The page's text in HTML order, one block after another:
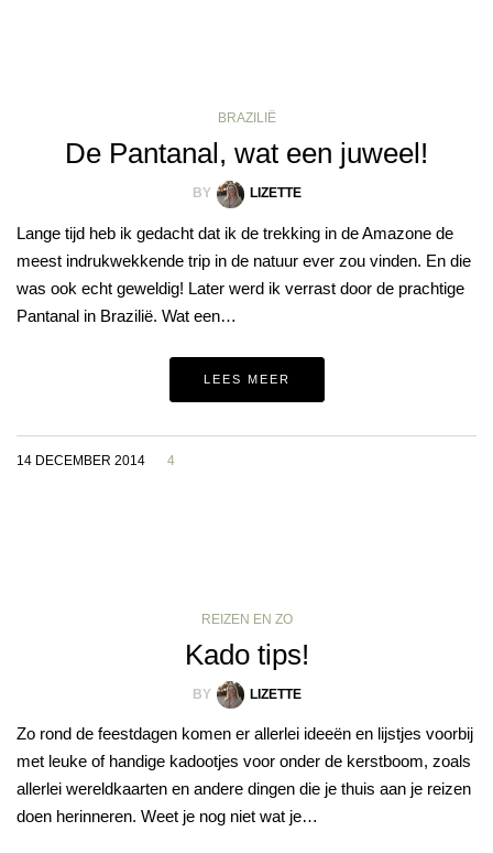
BRAZILIË
De Pantanal, wat een juweel!
BY LIZETTE
Lange tijd heb ik gedacht dat ik de trekking in de Amazone de
meest indrukwekkende trip in de natuur ever zou vinden. En die
was ook echt geweldig! Later werd ik verrast door de prachtige
Pantanal in Brazilië. Wat een…
LEES MEER
14 DECEMBER 2014 4
REIZEN EN ZO
Kado tips!
BY LIZETTE
Zo rond de feestdagen komen er allerlei ideeën en lijstjes voorbij
met leuke of handige kadootjes voor onder de kerstboom, zoals
allerlei wereldkaarten en andere dingen die je thuis aan je reizen
doen herinneren. Weet je nog niet wat je…